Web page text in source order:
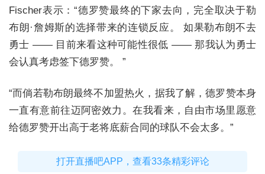
Fischer表示：“德罗赞最终的下家去向，完全取决于勒
布朗·詹姆斯的选择带来的连锁反应。 如果勒布朗不去
勇士 —— 目前来看这种可能性很低 —— 那我认为勇士
会认真考虑签下德罗赞。 ”
“而倘若勒布朗最终不加盟热火，据我了解，德罗赞本身
一直有意前往迈阿密效力。在我看来，自由市场里愿意
给德罗赞开出高于老将底薪合同的球队不会太多。”
打开直播吧APP，查看33条精彩评论